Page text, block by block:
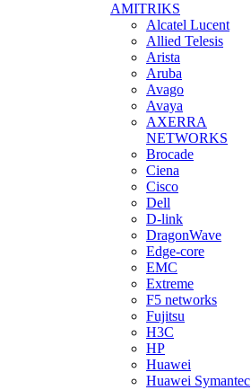
AMITRIKS
Alcatel Lucent
Allied Telesis
Arista
Aruba
Avago
Avaya
AXERRA
NETWORKS
Brocade
Ciena
Cisco
Dell
D-link
DragonWave
Edge-core
EMC
Extreme
F5 networks
Fujitsu
H3С
HP
Huawei
Huawei Symantec